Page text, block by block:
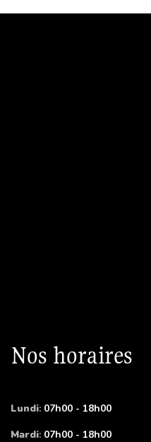
Nos horaires
Lundi: 07h00 - 18h00
Mardi: 07h00 - 18h00